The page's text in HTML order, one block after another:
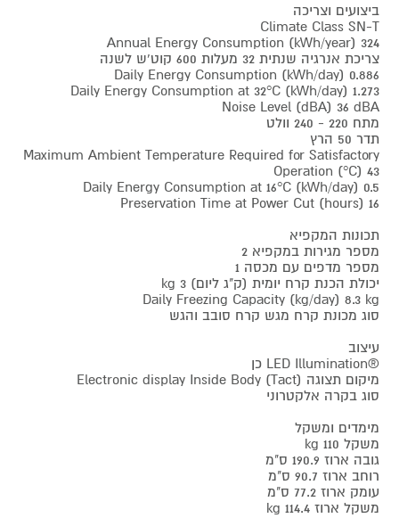
ביצועים וצריכה
Climate Class SN-T
Annual Energy Consumption (kWh/year) 324
צריכת אנרגיה שנתית 32 מעלות 600 קוט'ש לשנה
Daily Energy Consumption (kWh/day) 0.886
Daily Energy Consumption at 32°C (kWh/day) 1.273
Noise Level (dBA) 36 dBA
מתח 220 - 240 וולט
תדר 50 הרץ
Maximum Ambient Temperature Required for Satisfactory
Operation (°C) 43
Daily Energy Consumption at 16°C (kWh/day) 0.5
Preservation Time at Power Cut (hours) 16
תכונות המקפיא
מספר מגירות במקפיא 2
מספר מדפים עם מכסה 1
יכולת הכנת קרח יומית (ק"ג ליום) 3 kg
Daily Freezing Capacity (kg/day) 8.3 kg
סוג מכונת קרח מגש קרח סובב והגש
עיצוב
®LED Illumination כן
מיקום תצוגה Electronic display Inside Body (Tact)
סוג בקרה אלקטרוני
מימדים ומשקל
משקל 110 kg
גובה ארוז 190.9 ס"מ
רוחב ארוז 90.7 ס"מ
עומק ארוז 77.2 ס"מ
משקל ארוז 114.4 kg